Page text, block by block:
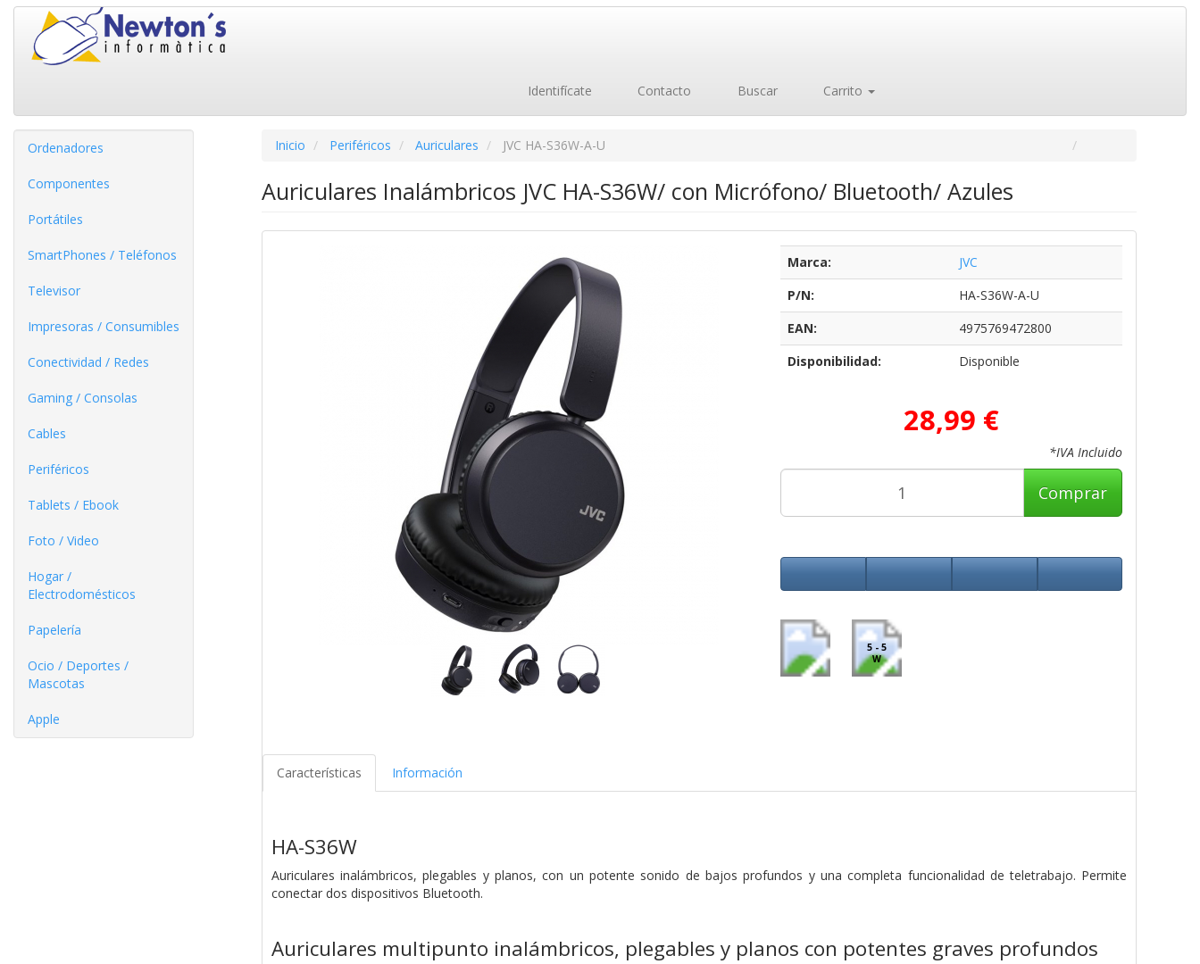
Identifícate Contacto Buscar Carrito
Ordenadores
Componentes
Portátiles
SmartPhones / Teléfonos
Televisor
Impresoras / Consumibles
Conectividad / Redes
Gaming / Consolas
Cables
Periféricos
Tablets / Ebook
Foto / Video
Hogar /
Electrodomésticos
Papelería
Ocio / Deportes /
Mascotas
Apple
Inicio Periféricos Auriculares JVC HA-S36W-A-U
Auriculares Inalámbricos JVC HA-S36W/ con Micrófono/ Bluetooth/ Azules
Marca:
JVC
P/N:
HA-S36W-A-U
EAN:
4975769472800
Disponibilidad:
Disponible
28,99 €
*IVA Incluido
Comprar
5 - 5
W
Características Información
HA-S36W
Auriculares inalámbricos, plegables y planos, con un potente sonido de bajos profundos y una completa funcionalidad de teletrabajo. Permite
conectar dos dispositivos Bluetooth.
Auriculares multipunto inalámbricos, plegables y planos con potentes graves profundos